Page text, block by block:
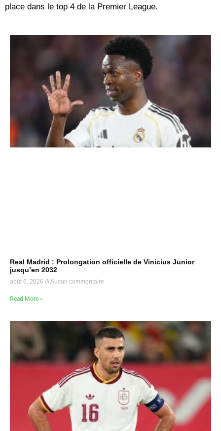
place dans le top 4 de la Premier League.
Real Madrid : Prolongation officielle de Vinicius Junior
jusqu’en 2032
août 6, 2026 Aucun commentaire
Read More »